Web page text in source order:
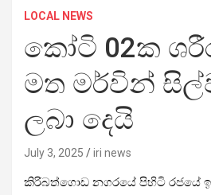
LOCAL NEWS
කෝටි 02ක
මත මර්වින්
ලබා දෙයි
July 3, 2025 iri news
කිරිබත්ගොඩ නගරයේ පිහිටි රජයේ